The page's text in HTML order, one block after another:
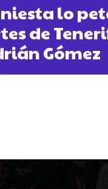
lo
de
Gómez